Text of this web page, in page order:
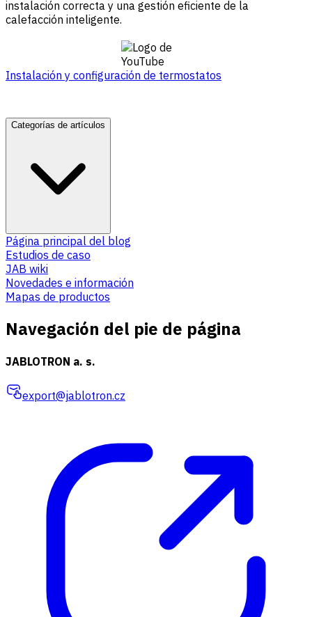
instalación correcta y una gestión eficiente de la
calefacción inteligente.
Instalación y configuración de termostatos
Categorías de artículos
Página principal del blog
Estudios de caso
JAB wiki
Novedades e información
Mapas de productos
Navegación del pie de página
JABLOTRON a. s.
export@jablotron.cz